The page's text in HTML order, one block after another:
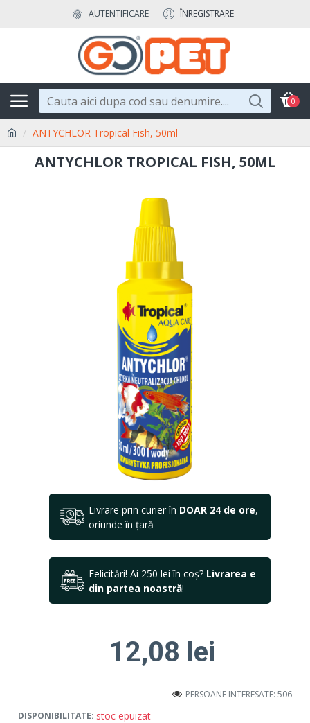
AUTENTIFICARE ÎNREGISTRARE
0
ANTYCHLOR Tropical Fish, 50ml
ANTYCHLOR TROPICAL FISH, 50ML
Livrare prin curier în DOAR 24 de ore,
oriunde în țară
Felicitări! Ai 250 lei în coș? Livrarea e
din partea noastră!
DISPONIBILITATE: stoc epuizat
PERSOANE INTERESATE: 506
12,08 lei